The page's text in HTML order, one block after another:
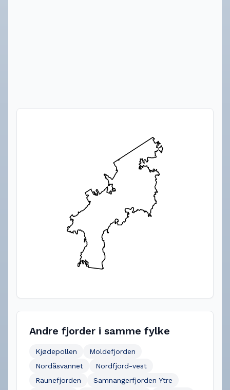
Andre fjorder i samme fylke
Kjødepollen
Moldefjorden
Nordåsvannet
Nordfjord-vest
Raunefjorden
Samnangerfjorden Ytre